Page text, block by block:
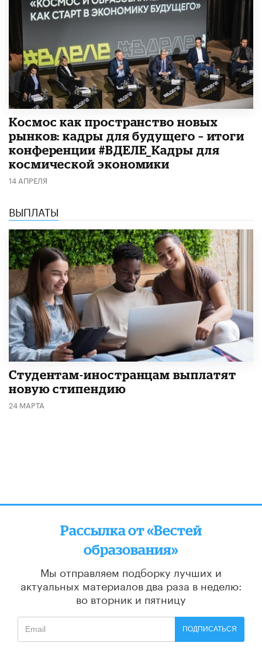
Космос как пространство новых
рынков: кадры для будущего – итоги
конференции #ВДЕЛЕ_Кадры для
космической экономики
14 АПРЕЛЯ
ВЫПЛАТЫ
Студентам-иностранцам выплатят
новую стипендию
24 МАРТА
Рассылка от «Вестей
образования»
Мы отправляем подборку лучших и
актуальных материалов два раза в неделю:
во вторник и пятницу
ПОДПИСАТЬСЯ